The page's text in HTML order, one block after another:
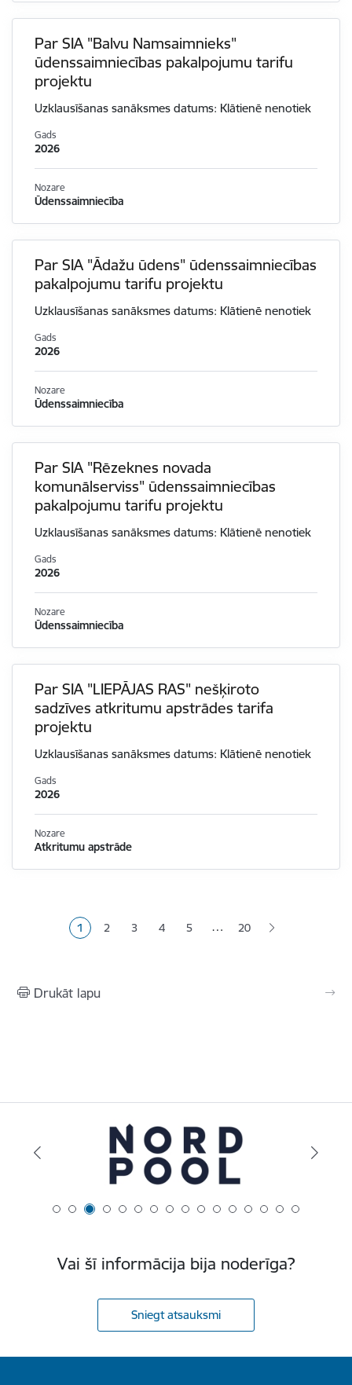
Par SIA "Balvu Namsaimnieks"
ūdenssaimniecības pakalpojumu tarifu
projektu
Uzklausīšanas sanāksmes datums: Klātienē nenotiek
Gads
2026
Nozare
Ūdenssaimniecība
Par SIA "Ādažu ūdens" ūdenssaimniecības
pakalpojumu tarifu projektu
Uzklausīšanas sanāksmes datums: Klātienē nenotiek
Gads
2026
Nozare
Ūdenssaimniecība
Par SIA "Rēzeknes novada
komunālserviss" ūdenssaimniecības
pakalpojumu tarifu projektu
Uzklausīšanas sanāksmes datums: Klātienē nenotiek
Gads
2026
Nozare
Ūdenssaimniecība
Par SIA "LIEPĀJAS RAS" nešķiroto
sadzīves atkritumu apstrādes tarifa
projektu
Uzklausīšanas sanāksmes datums: Klātienē nenotiek
Gads
2026
Nozare
Atkritumu apstrāde
Pašreizējā lapa
1 Lapa
2 Lapa
3 Lapa
4 Lapa
5 … 20
Drukāt lapu
Vai šī informācija bija noderīga?
Sniegt atsauksmi